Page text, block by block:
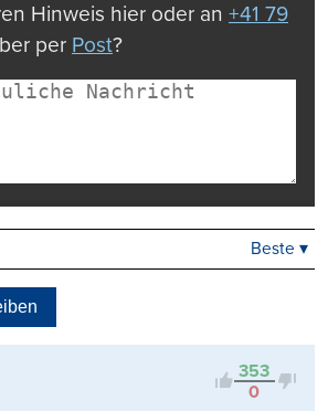
Hinweis hier oder an +41 79
per Post?
Kontrovers
Beste ▾
353
0